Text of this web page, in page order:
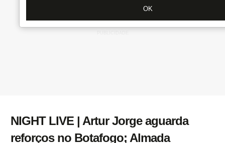
OK
NIGHT LIVE | Artur Jorge aguarda
reforços no Botafogo; Almada